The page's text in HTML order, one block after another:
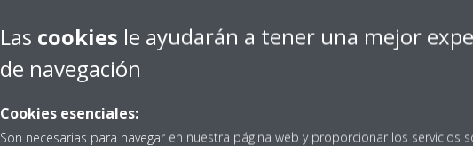
Asitur Clima, S.L.
Las cookies le ayudarán a tener una mejor
de navegación
Cookies esenciales:
Son necesarias para navegar en nuestra página web y proporcionar los servicios